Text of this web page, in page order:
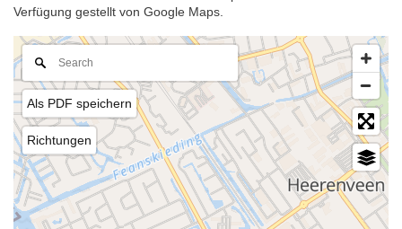
Verfügung gestellt von Google Maps.
Als PDF speichern
Richtungen